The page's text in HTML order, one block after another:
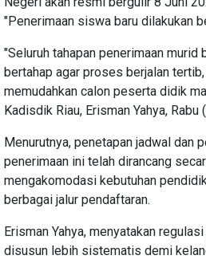
"Penerimaan siswa baru dilakukan
"Seluruh tahapan penerimaan murid
bertahap agar proses berjalan
memudahkan calon peserta didik
Kadisdik Riau, Erisman Yahya, Rabu
Menurutnya, penetapan jadwal dan
penerimaan ini telah dirancang
mengakomodasi kebutuhan
berbagai jalur pendaftaran.
Erisman Yahya, menyatakan
disusun lebih sistematis demi